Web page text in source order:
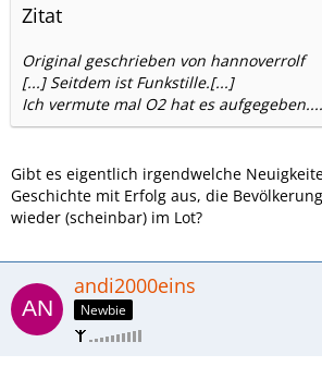
Zitat
Original geschrieben von hannoverrolf
[...] Seitdem ist Funkstille.[...]
Ich vermute mal O2 hat es
Gibt es eigentlich irgendwelche
Geschichte mit Erfolg aus, die
wieder (scheinbar) im Lot?
andi2000eins
Newbie